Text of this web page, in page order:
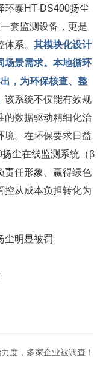
环泰HT-DS400扬尘
套监测设备，更是
体系。其模块化设计
场景需求。本地循环
，为环保核查、整
该系统不仅能有效规
的数据驱动精细化治
境。在环保要求日益
尘在线监测系统（β
责任形象、赢得绿色
控从成本负担转化为
度，多家企业被调查！